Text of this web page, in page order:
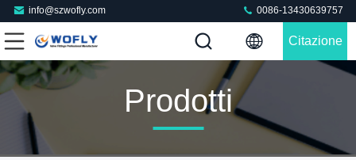
info@szwofly.com 0086-13430639757
Citazione
Prodotti